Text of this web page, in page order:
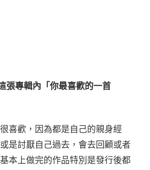
張專輯內「你最喜歡的一首
喜歡，因為都是自己的親身經
是討厭自己過去，會去回顧或者
本上做完的作品特別是發行後都